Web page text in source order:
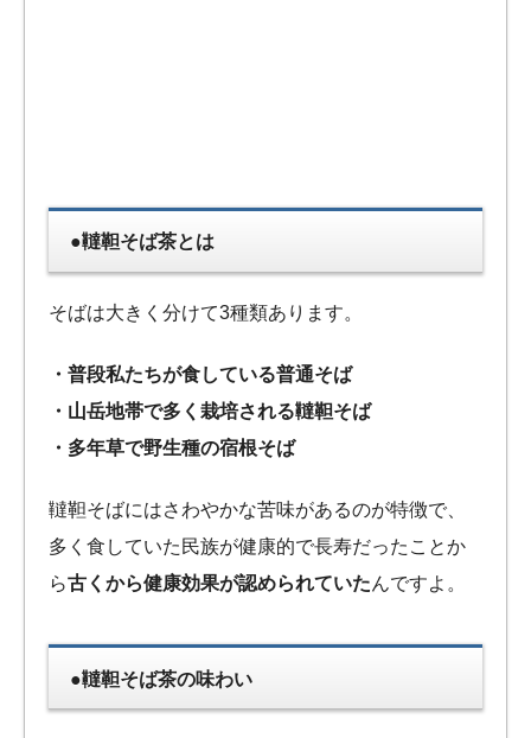
●韃靼そば茶とは
そばは大きく分けて3種類あります。
・普段私たちが食している普通そば
・山岳地帯で多く栽培される韃靼そば
・多年草で野生種の宿根そば
韃靼そばにはさわやかな苦味があるのが特徴で、
多く食していた民族が健康的で長寿だったことか
ら古くから健康効果が認められていたんですよ。
●韃靼そば茶の味わい